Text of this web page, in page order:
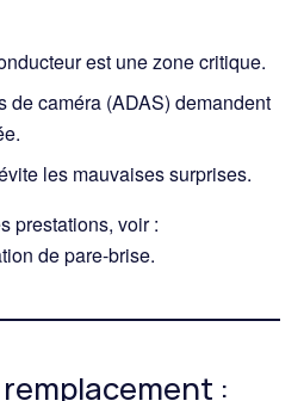
est une zone critique.
de caméra (ADAS) demandent
les mauvaises surprises.
prestations, voir :
de pare-brise.
: